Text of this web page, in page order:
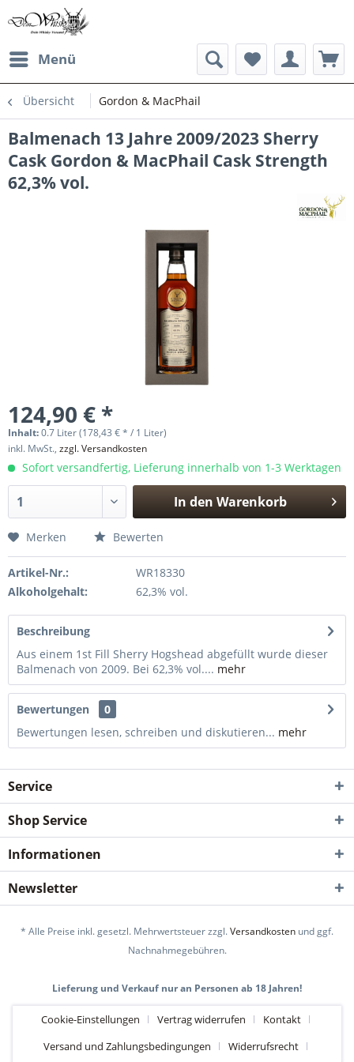
Menü
Übersicht Gordon & MacPhail
Balmenach 13 Jahre 2009/2023 Sherry
Cask Gordon & MacPhail Cask Strength
62,3% vol.
124,90 € *
Inhalt:0.7 Liter (178,43 € * / 1 Liter)
inkl. MwSt., zzgl. Versandkosten
Sofort versandfertig, Lieferung innerhalb von 1-3 Werktagen
In den Warenkorb
Merken Bewerten
Artikel-Nr.:
WR18330
Alkoholgehalt:
62,3% vol.
Beschreibung
Aus einem 1st Fill Sherry Hogshead abgefüllt wurde dieser
Balmenach von 2009. Bei 62,3% vol.... mehr
Bewertungen
0
Bewertungen lesen, schreiben und diskutieren... mehr
Service
Shop Service
Informationen
Newsletter
* Alle Preise inkl. gesetzl. Mehrwertsteuer zzgl.Versandkosten und ggf.
Nachnahmegebühren.
Lieferung und Verkauf nur an Personen ab 18 Jahren!
Cookie-Einstellungen Vertrag widerrufen
Kontakt
Versand und Zahlungsbedingungen
Widerrufsrecht